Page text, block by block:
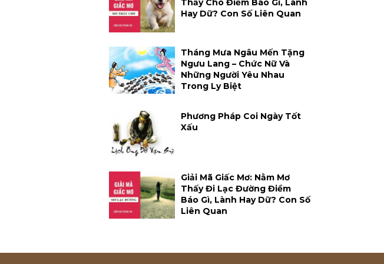
Thấy Chó Điềm Báo Gì, Lành
Hay Dữ? Con Số Liên Quan
Tháng Mưa Ngâu Mến Tặng
Ngưu Lang – Chức Nữ Và
Những Người Yêu Nhau
Trong Ly Biệt
Phương Pháp Coi Ngày Tốt
Xấu
Giải Mã Giấc Mơ: Nằm Mơ
Thấy Đi Lạc Đường Điềm
Báo Gì, Lành Hay Dữ? Con Số
Liên Quan